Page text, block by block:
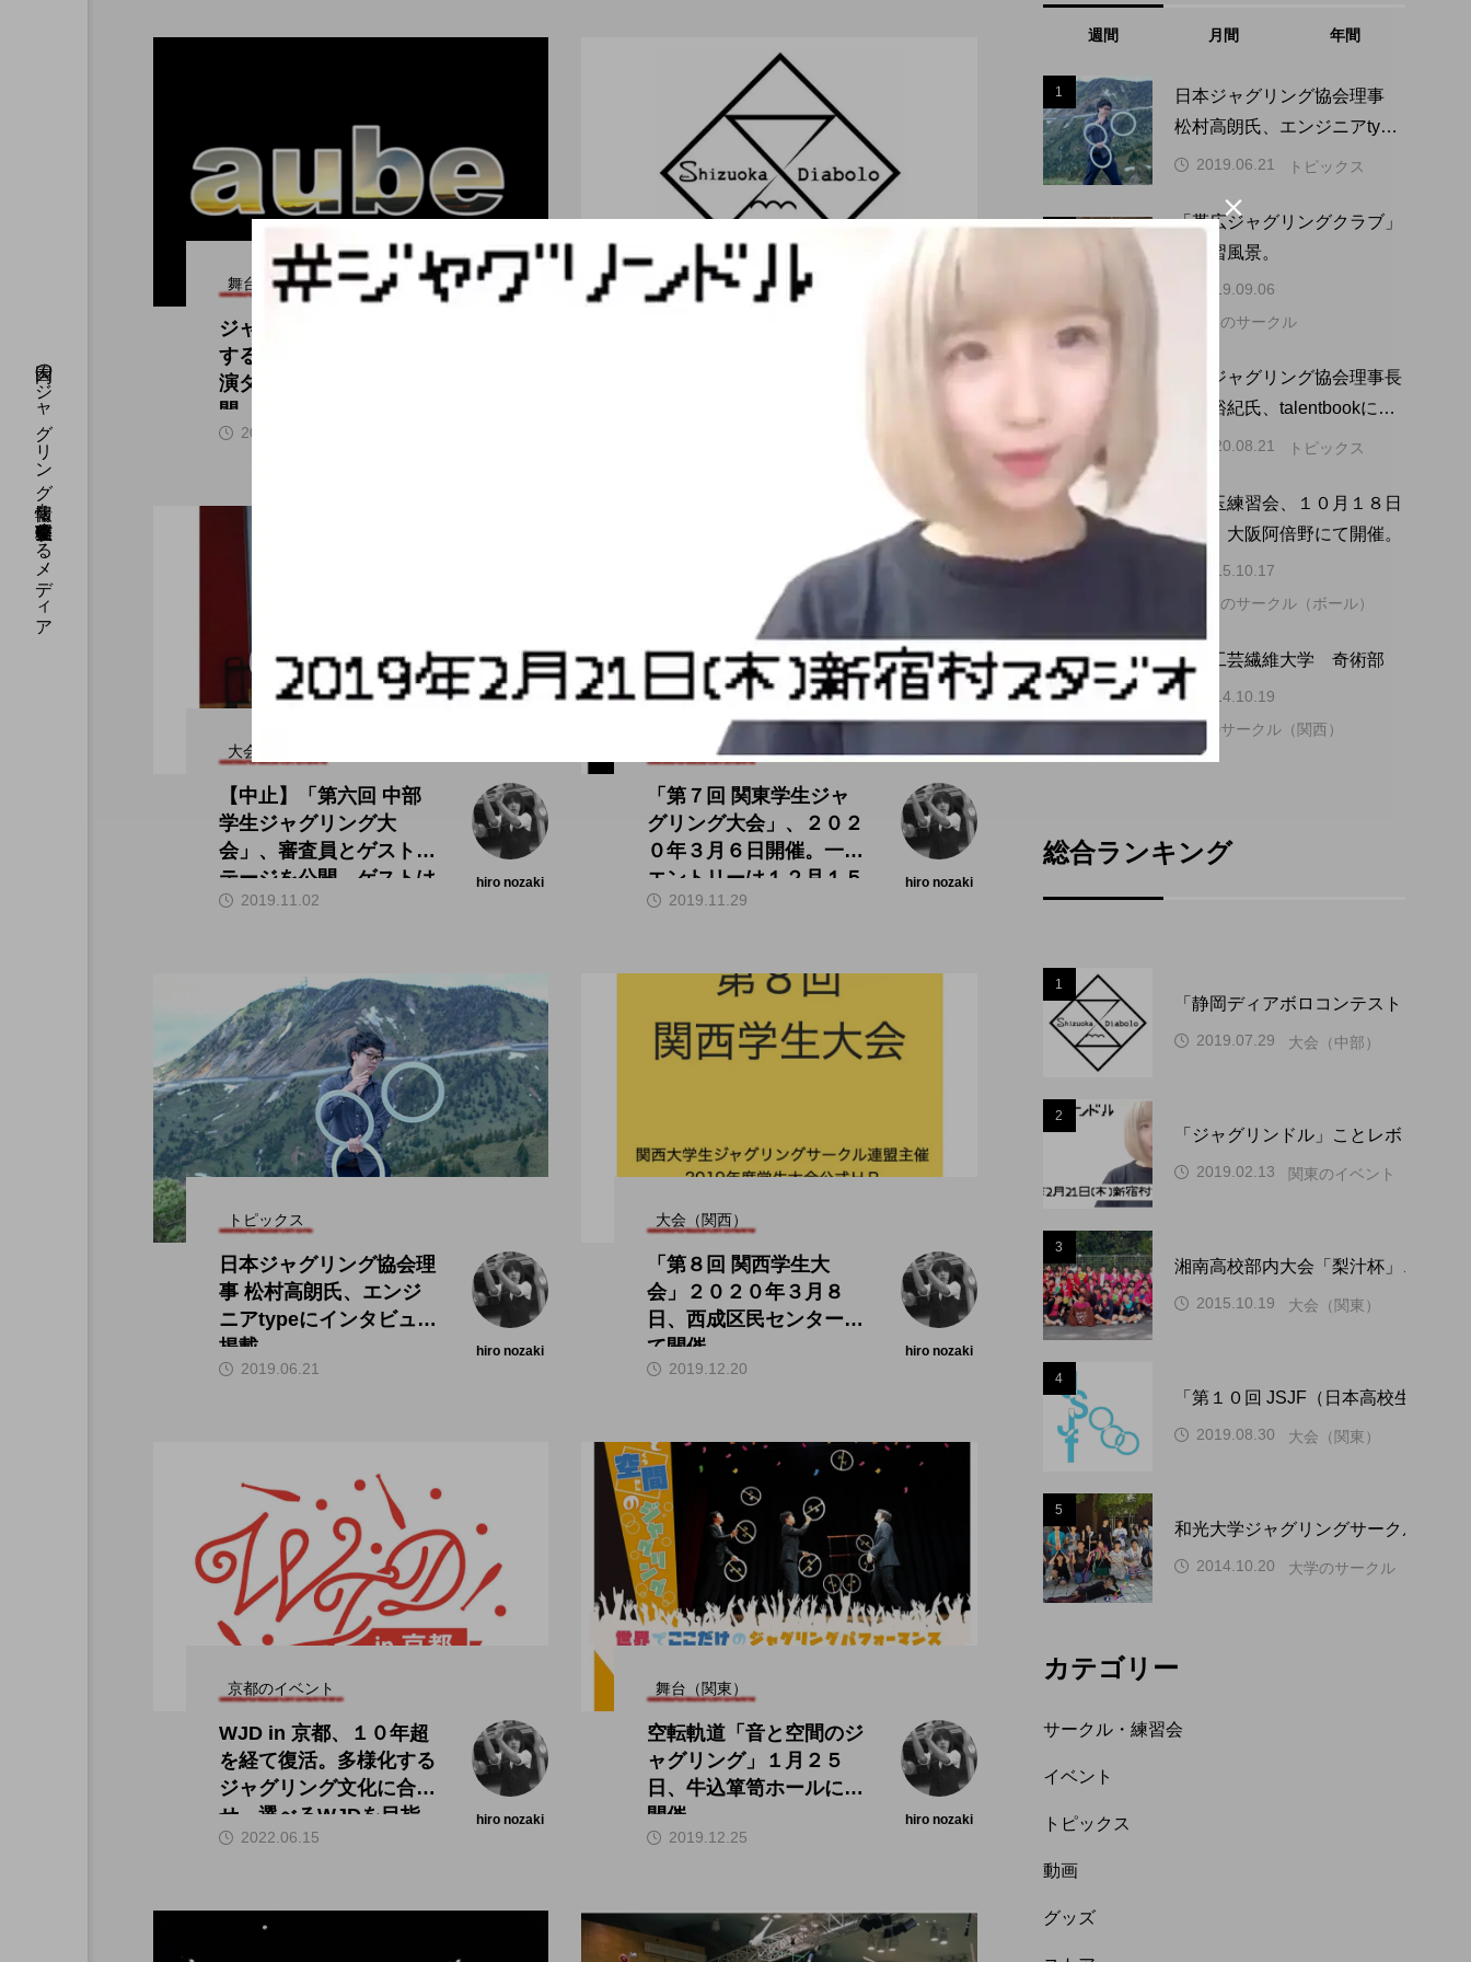
国内のジャグリング情報を収集・整理・発信するメディア
舞台（関東）
ジャグリング演劇を創作
する「aube」の過去公
演ダイジェスト動画が公
開。
2019.11.08
大会（中部）
大会（中部）
【中止】「第六回 中部
学生ジャグリング大
会」、審査員とゲストス
テージを公開。ゲストは
田多加津輝氏。
hiro nozaki
2019.11.02
大会（関東）
「第７回 関東学生ジャ
グリング大会」、２０２
０年３月６日開催。一次
エントリーは１２月１５
日から。
hiro nozaki
2019.11.29
トピックス
日本ジャグリング協会理
事 松村高朗氏、エンジ
ニアtypeにインタビュー
掲載。
hiro nozaki
2019.06.21
大会（関西）
「第８回 関西学生大
会」２０２０年３月８
日、西成区民センターに
て開催。
hiro nozaki
2019.12.20
京都のイベント
WJD in 京都、１０年超
を経て復活。多様化する
ジャグリング文化に合わ
せ、選べるWJDを目指
す。
hiro nozaki
2022.06.15
舞台（関東）
空転軌道「音と空間のジ
ャグリング」１月２５
日、牛込箪笥ホールにて
開催。
hiro nozaki
2019.12.25
週間 月間 年間
1
日本ジャグリング協会理事
松村高朗氏、エンジニアtype
にインタビュー掲載。
2019.06.21 トピックス
2
「帯広ジャグリングクラブ」
の練習風景。
2019.09.06
北海道のサークル
日本ジャグリング協会理事長
吉永裕紀氏、talentbookにイ
ンタビュー掲載。
2020.08.21 トピックス
関西玉練習会、１０月１８日
（日）大阪阿倍野にて開催。
2015.10.17
道具別のサークル（ボール）
5 京都工芸繊維大学 奇術部
2014.10.19
大学のサークル（関西）
総合ランキング
1
「静岡ディアボロコンテスト ２０
2019.07.29 大会（中部）
2
「ジャグリンドル」ことレボリュー
2019.02.13 関東のイベント
3
湘南高校部内大会「梨汁杯」、１０
2015.10.19 大会（関東）
4
「第１０回 JSJF（日本高校生ジャ
2019.08.30 大会（関東）
5
和光大学ジャグリングサークル WAP
2014.10.20 大学のサークル（関東）
カテゴリー
サークル・練習会
イベント
トピックス
動画
グッズ
